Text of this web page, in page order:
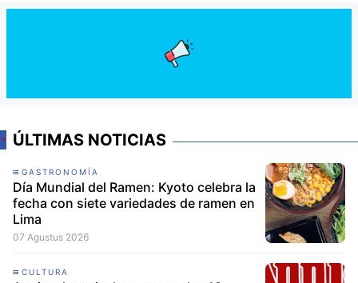
ÚLTIMAS NOTICIAS
GASTRONOMÍA
Día Mundial del Ramen: Kyoto celebra la
fecha con siete variedades de ramen en
Lima
07 Agustus 2026
CULTURA